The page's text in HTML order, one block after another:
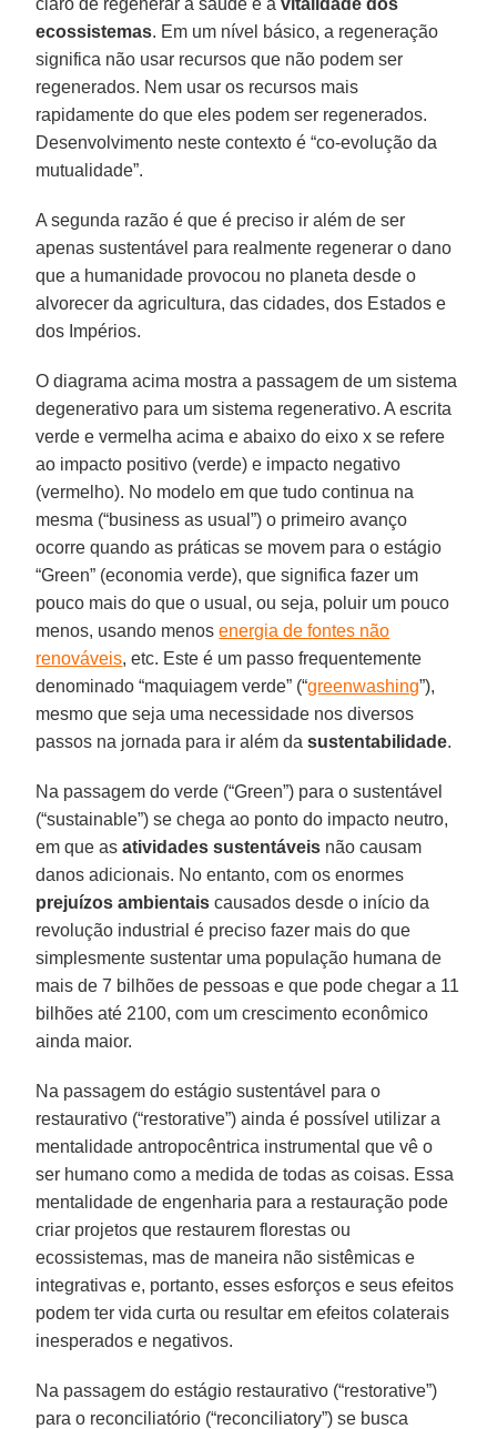
ecossistemas. Em um nível básico, a regeneração
significa não usar recursos que não podem ser
regenerados. Nem usar os recursos mais
rapidamente do que eles podem ser regenerados.
Desenvolvimento neste contexto é “co-evolução da
mutualidade”.
A segunda razão é que é preciso ir além de ser
apenas sustentável para realmente regenerar o dano
que a humanidade provocou no planeta desde o
alvorecer da agricultura, das cidades, dos Estados e
dos Impérios.
O diagrama acima mostra a passagem de um sistema
degenerativo para um sistema regenerativo. A escrita
verde e vermelha acima e abaixo do eixo x se refere
ao impacto positivo (verde) e impacto negativo
(vermelho). No modelo em que tudo continua na
mesma (“business as usual”) o primeiro avanço
ocorre quando as práticas se movem para o estágio
“Green” (economia verde), que significa fazer um
pouco mais do que o usual, ou seja, poluir um pouco
menos, usando menosenergia de fontes não
renováveis, etc. Este é um passo frequentemente
denominado “maquiagem verde” (“greenwashing”),
mesmo que seja uma necessidade nos diversos
passos na jornada para ir além dasustentabilidade.
Na passagem do verde (“Green”) para o sustentável
(“sustainable”) se chega ao ponto do impacto neutro,
em que asatividades sustentáveis não causam
danos adicionais. No entanto, com os enormes
prejuízos ambientais causados desde o início da
revolução industrial é preciso fazer mais do que
simplesmente sustentar uma população humana de
mais de 7 bilhões de pessoas e que pode chegar a 11
bilhões até 2100, com um crescimento econômico
ainda maior.
Na passagem do estágio sustentável para o
restaurativo (“restorative”) ainda é possível utilizar a
mentalidade antropocêntrica instrumental que vê o
ser humano como a medida de todas as coisas. Essa
mentalidade de engenharia para a restauração pode
criar projetos que restaurem florestas ou
ecossistemas, mas de maneira não sistêmicas e
integrativas e, portanto, esses esforços e seus efeitos
podem ter vida curta ou resultar em efeitos colaterais
inesperados e negativos.
Na passagem do estágio restaurativo (“restorative”)
para o reconciliatório (“reconciliatory”) se busca